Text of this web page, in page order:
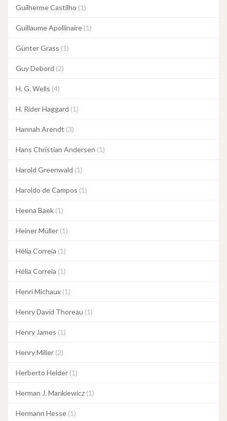
Guilherme Castilho (1)
Guillaume Apollinaire (1)
Günter Grass (1)
Guy Debord (2)
H. G. Wells (4)
H. Rider Haggard (1)
Hannah Arendt (3)
Hans Christian Andersen (1)
Harold Greenwald (1)
Haroldo de Campos (1)
Heena Baek (1)
Heiner Müller (1)
Hélia Correia (1)
Hélia Correia (1)
Henri Michaux (1)
Henry David Thoreau (1)
Henry James (1)
Henry Miller (2)
Herberto Helder (1)
Herman J. Mankiewicz (1)
Hermann Hesse (1)